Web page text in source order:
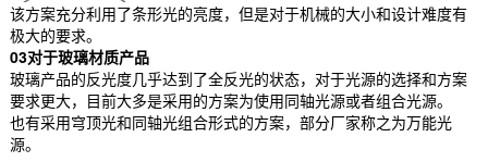
该方案充分利用了条形光的亮度，但是对于机械的大小和设计难度有
极大的要求。
03对于玻璃材质产品
玻璃产品的反光度几乎达到了全反光的状态，对于光源的选择和方案
要求更大，目前大多是采用的方案为使用同轴光源或者组合光源。
也有采用穹顶光和同轴光组合形式的方案，部分厂家称之为万能光
源。